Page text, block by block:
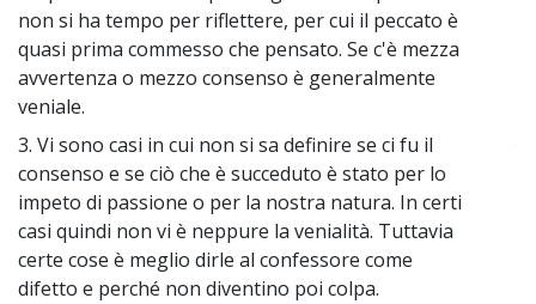
non si ha tempo per riflettere, per cui il peccato è
quasi prima commesso che pensato. Se c'è mezza
avvertenza o mezzo consenso è generalmente
veniale.
3. Vi sono casi in cui non si sa definire se ci fu il
consenso e se ciò che è succeduto è stato per lo
impeto di passione o per la nostra natura. In certi
casi quindi non vi è neppure la venialità. Tuttavia
certe cose è meglio dirle al confessore come
difetto e perché non diventino poi colpa.